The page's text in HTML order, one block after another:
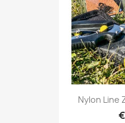
Nylon Line